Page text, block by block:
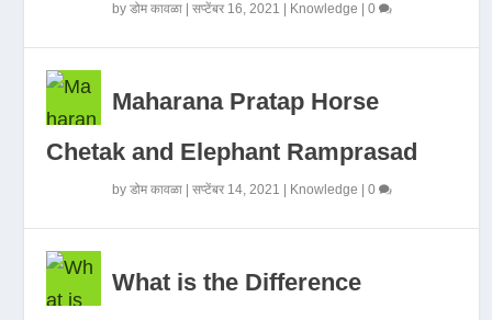
byडोम कावळा |सप्टेंबर 16, 2021 Knowledge |0
Maharana Pratap Horse
Chetak and Elephant Ramprasad
byडोम कावळा |सप्टेंबर 14, 2021 Knowledge |0
What is the Difference